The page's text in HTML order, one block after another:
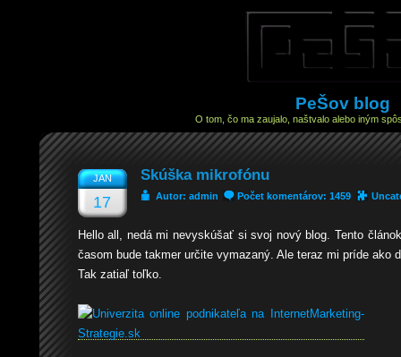
PeŠov blog
O tom, čo ma zaujalo, naštvalo alebo iným
JAN
17
Skúška mikrofónu
Autor: admin Počet komentárov: 1459
Hello all, nedá mi nevyskúšať si svoj nový blog. Tento
časom bude takmer určite vymazaný. Ale teraz mi príde ako
Tak zatiaľ toľko.